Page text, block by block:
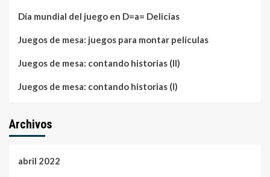
Día mundial del juego en D=a= Delicias
Juegos de mesa: juegos para montar películas
Juegos de mesa: contando historias (II)
Juegos de mesa: contando historias (I)
Archivos
abril 2022